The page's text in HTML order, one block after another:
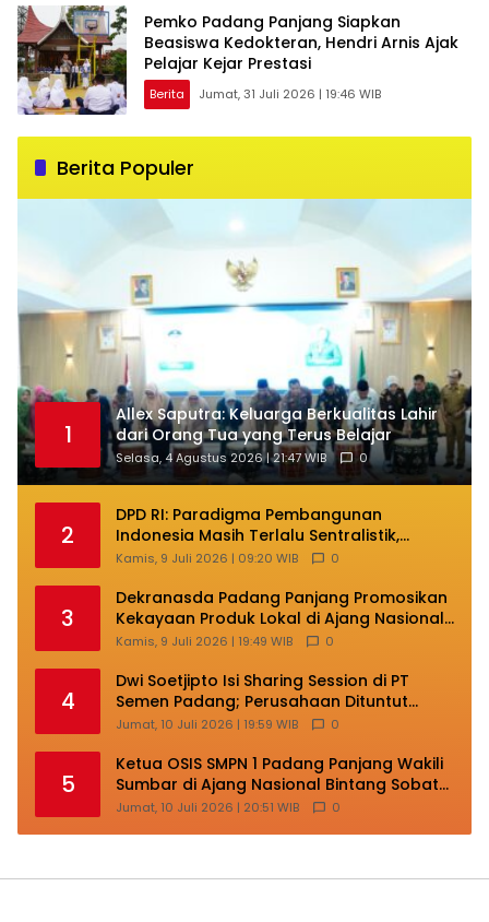
Pemko Padang Panjang Siapkan
Beasiswa Kedokteran, Hendri Arnis Ajak
Pelajar Kejar Prestasi
Berita Jumat, 31 Juli 2026 | 19:46 WIB
Berita Populer
1
Allex Saputra: Keluarga Berkualitas Lahir
dari Orang Tua yang Terus Belajar
Selasa, 4 Agustus 2026 | 21:47 WIB 0
2
DPD RI: Paradigma Pembangunan
Indonesia Masih Terlalu Sentralistik,
Daerah Kepulauan Kehilangan Ruang
Kamis, 9 Juli 2026 | 09:20 WIB 0
3
Dekranasda Padang Panjang Promosikan
Kekayaan Produk Lokal di Ajang Nasional
Makassar
Kamis, 9 Juli 2026 | 19:49 WIB 0
4
Dwi Soetjipto Isi Sharing Session di PT
Semen Padang; Perusahaan Dituntut
Lakukan Transformasi
Jumat, 10 Juli 2026 | 19:59 WIB 0
5
Ketua OSIS SMPN 1 Padang Panjang Wakili
Sumbar di Ajang Nasional Bintang Sobat
SMP
Jumat, 10 Juli 2026 | 20:51 WIB 0